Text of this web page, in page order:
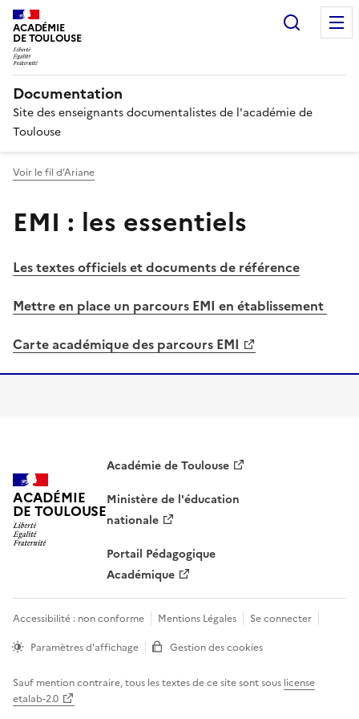
ACADÉMIE
DE TOULOUSE
Documentation
Site des enseignants documentalistes de l'académie de
Toulouse
Voir le fil d’Ariane
EMI : les essentiels
Les textes officiels et documents de référence
Mettre en place un parcours EMI en établissement
Carte académique des parcours EMI
ACADÉMIE
DE TOULOUSE
Académie de Toulouse
Ministère de l'éducation
nationale
Portail Pédagogique
Académique
Accessibilité : non conforme Mentions Légales
Se connecter
Paramètres d'affichage
Gestion des cookies
Sauf mention contraire, tous les textes de ce site sont sous license
etalab-2.0